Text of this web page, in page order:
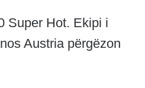
Super Hot. Ekipi i
Austria përgëzon